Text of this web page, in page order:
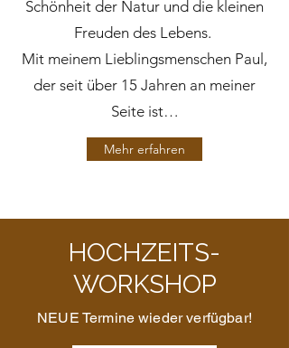
Schönheit der Natur und die kleinen
Freuden des Lebens.
Mit meinem Lieblingsmenschen Paul,
der seit über 15 Jahren an meiner
Seite ist…
Mehr erfahren
HOCHZEITS-
WORKSHOP
NEUE Termine wieder verfügbar!